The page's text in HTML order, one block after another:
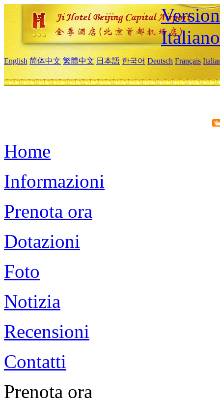
Italiano
English 简体中文 繁體中文 日本語 한국어 Deutsch Français
Home
Informazioni
Prenota ora
Dotazioni
Foto
Notizia
Recensioni
Contatti
Prenota ora